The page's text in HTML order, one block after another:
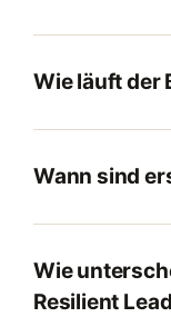
Wie läuft der
Wann sind
Wie
Resilient